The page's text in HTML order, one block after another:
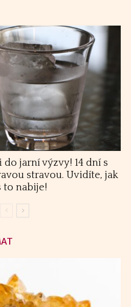
do jarní výzvy! 14 dní s
stravou. Uvidíte, jak
to nabije!